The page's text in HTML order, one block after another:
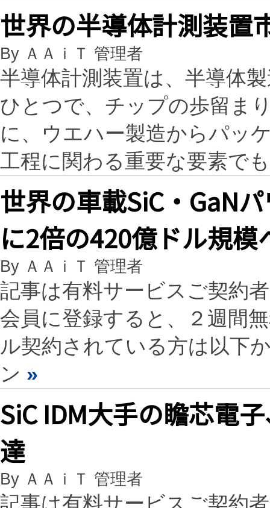
世界の半導体計測装置
By ＡＡｉＴ 管理者
半導体計測装置は、半導体
ひとつで、チップの歩留ま
に、ウエハー製造からパッ
工程に関わる重要な要素で
世界の車載SiC・GaN
に2倍の420億ドル規模
By ＡＡｉＴ 管理者
記事は有料サービスご契約
会員に登録すると、２週間
ル契約されている方は以下
ン »
SiC IDM大手の瞻芯電
達
By ＡＡｉＴ 管理者
記事は有料サービスご契約